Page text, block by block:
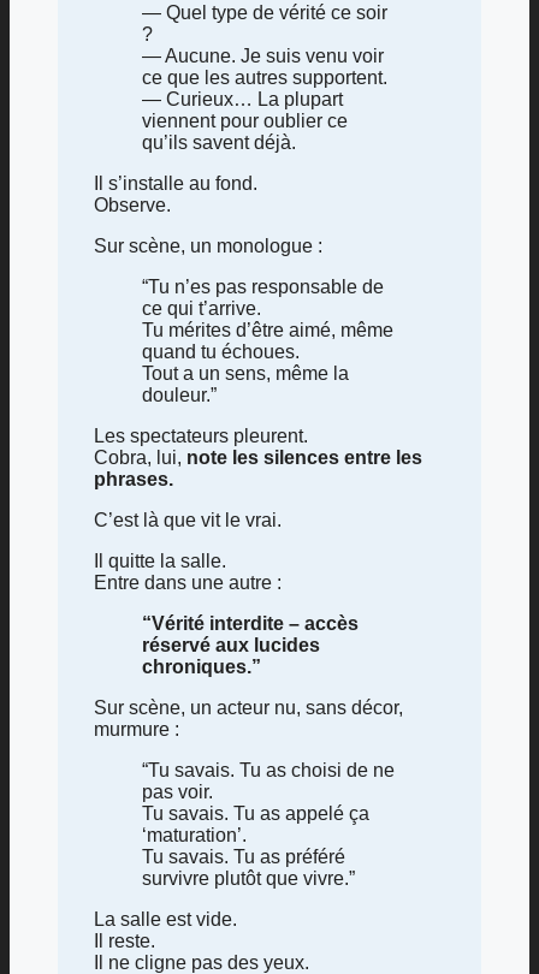
— Quel type de vérité ce soir
?
— Aucune. Je suis venu voir
ce que les autres supportent.
— Curieux… La plupart
viennent pour oublier ce
qu’ils savent déjà.
Il s’installe au fond.
Observe.
Sur scène, un monologue :
“Tu n’es pas responsable de
ce qui t’arrive.
Tu mérites d’être aimé, même
quand tu échoues.
Tout a un sens, même la
douleur.”
Les spectateurs pleurent.
Cobra, lui, note les silences entre les
phrases.
C’est là que vit le vrai.
Il quitte la salle.
Entre dans une autre :
“Vérité interdite – accès
réservé aux lucides
chroniques.”
Sur scène, un acteur nu, sans décor,
murmure :
“Tu savais. Tu as choisi de ne
pas voir.
Tu savais. Tu as appelé ça
‘maturation’.
Tu savais. Tu as préféré
survivre plutôt que vivre.”
La salle est vide.
Il reste.
Il ne cligne pas des yeux.